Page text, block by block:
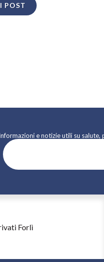
POST
e notizie utili su salute,